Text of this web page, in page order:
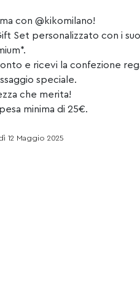
con @kikomilano!
Gift Set personalizzato con i
e ricevi la confezione
speciale.
che merita!
minima di 25€.
12 Maggio 2025